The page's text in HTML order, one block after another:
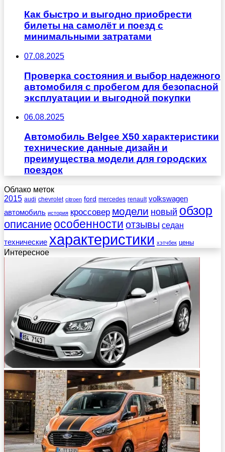
Как быстро и выгодно приобрести
билеты на самолёт и поезд с
минимальными затратами
07.08.2025
Проверка состояния и выбор надежного
автомобиля с пробегом для безопасной
эксплуатации и выгодной покупки
06.08.2025
Автомобиль Belgee X50 характеристики
технические данные дизайн и
преимущества модели для городских
поездок
Облако меток
2015 audi chevrolet citroen ford mercedes renault volkswagen
автомобиль история кроссовер модели новый обзор
описание особенности отзывы седан
технические характеристики хэтчбек цены
Интересное